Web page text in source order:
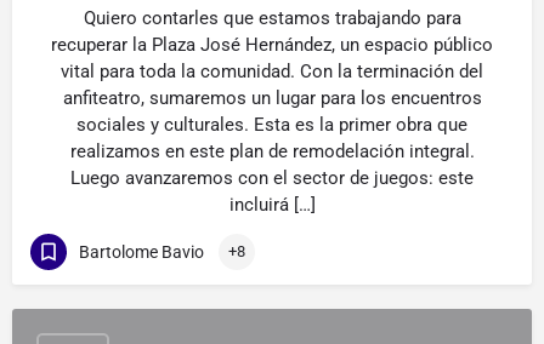
Quiero contarles que estamos trabajando para
recuperar la Plaza José Hernández, un espacio público
vital para toda la comunidad. Con la terminación del
anfiteatro, sumaremos un lugar para los encuentros
sociales y culturales. Esta es la primer obra que
realizamos en este plan de remodelación integral.
Luego avanzaremos con el sector de juegos: este
incluirá […]
Bartolome Bavio +8